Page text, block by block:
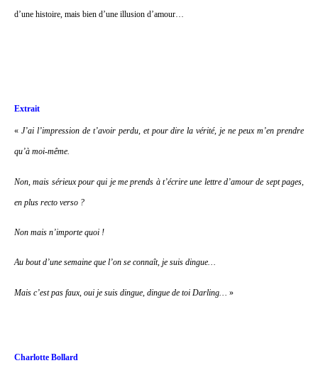
d’une histoire, mais bien d’une illusion d’amour…
Extrait
« J’ai l’impression de t’avoir perdu, et pour dire la vérité, je ne peux m’en prendre
qu’à moi-même.
Non, mais sérieux pour qui je me prends à t’écrire une lettre d’amour de sept pages,
en plus recto verso ?
Non mais n’importe quoi !
Au bout d’une semaine que l’on se connaît, je suis dingue…
Mais c’est pas faux, oui je suis dingue, dingue de toi Darling… »
Charlotte Bollard